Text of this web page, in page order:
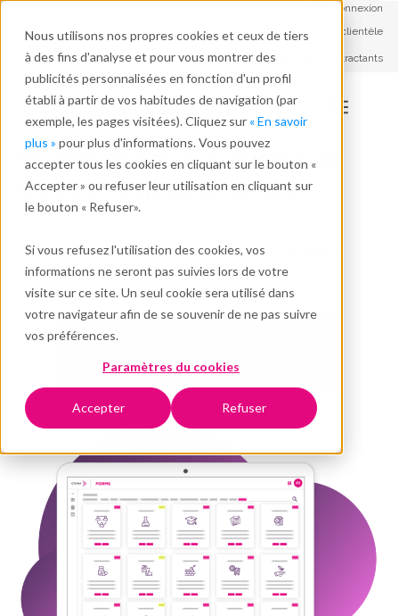
Nous utilisons nos propres cookies et ceux de tiers
à des fins d'analyse et pour vous montrer des
publicités personnalisées en fonction d'un profil
établi à partir de vos habitudes de navigation (par
exemple, les pages visitées). Cliquez sur « En savoir
plus » pour plus d'informations. Vous pouvez
accepter tous les cookies en cliquant sur le bouton «
Accepter » ou refuser leur utilisation en cliquant sur
le bouton « Refuser».
Si vous refusez l'utilisation des cookies, vos
informations ne seront pas suivies lors de votre
visite sur ce site. Un seul cookie sera utilisé dans
votre navigateur afin de se souvenir de ne pas suivre
vos préférences.
Paramètres du cookies
Accepter Refuser
Travailler avec nous
A propos de nous
Connexion
Service à la clientèle
Soutien aux contractants
Numérisez vos audits et
vos enregistrements
Avec CTAIMAFORMS, vous pouvez oublier
Excel et la paperasse
D'INFORMATIONS